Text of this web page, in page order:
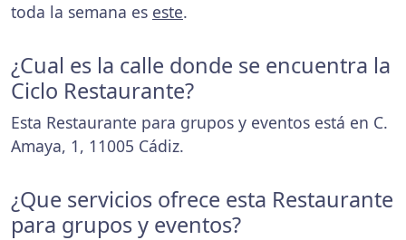
toda la semana es este.
¿Cual es la calle donde se encuentra la
Ciclo Restaurante?
Esta Restaurante para grupos y eventos está en C.
Amaya, 1, 11005 Cádiz.
¿Que servicios ofrece esta Restaurante
para grupos y eventos?